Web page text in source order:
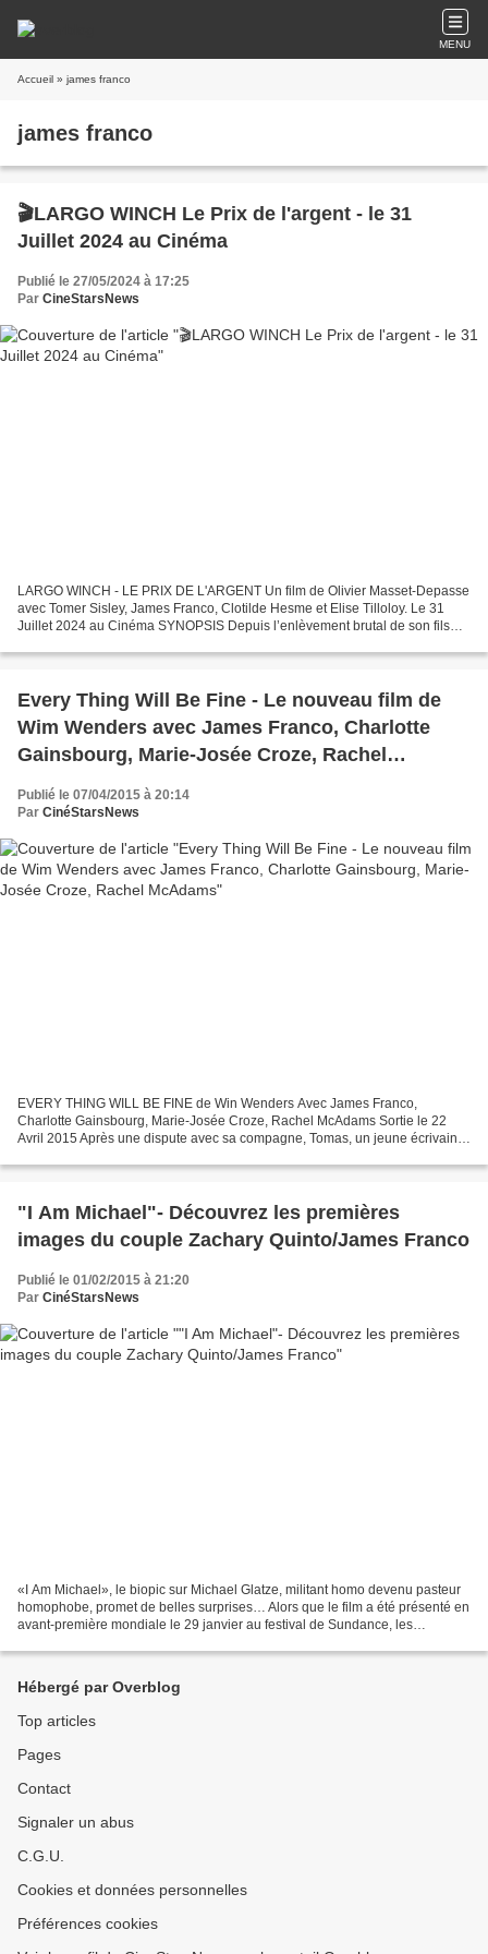
MENU
Accueil » james franco
james franco
🎬LARGO WINCH Le Prix de l'argent - le 31
Juillet 2024 au Cinéma
Publié le 27/05/2024 à 17:25
Par CineStarsNews
LARGO WINCH - LE PRIX DE L'ARGENT Un film de Olivier Masset-Depasse
avec Tomer Sisley, James Franco, Clotilde Hesme et Elise Tilloloy. Le 31
Juillet 2024 au Cinéma SYNOPSIS Depuis l’enlèvement brutal de son fils
Every Thing Will Be Fine - Le nouveau film de
Wim Wenders avec James Franco, Charlotte
Gainsbourg, Marie-Josée Croze, Rachel
Publié le 07/04/2015 à 20:14
Par CinéStarsNews
EVERY THING WILL BE FINE de Win Wenders Avec James Franco,
Charlotte Gainsbourg, Marie-Josée Croze, Rachel McAdams Sortie le 22
Avril 2015 Après une dispute avec sa compagne, Tomas, un jeune écrivain
"I Am Michael"- Découvrez les premières
images du couple Zachary Quinto/James Franco
Publié le 01/02/2015 à 21:20
Par CinéStarsNews
«I Am Michael», le biopic sur Michael Glatze, militant homo devenu pasteur
homophobe, promet de belles surprises… Alors que le film a été présenté en
avant-première mondiale le 29 janvier au festival de Sundance, les
Hébergé par Overblog
Top articles
Pages
Contact
Signaler un abus
C.G.U.
Cookies et données personnelles
Préférences cookies